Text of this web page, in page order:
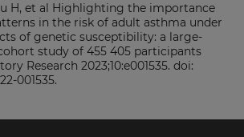
H, et al Highlighting the importance
in the risk of adult asthma under
of genetic susceptibility: a large-
study of 455 405 participants
Research 2023;10:e001535. doi:
001535.